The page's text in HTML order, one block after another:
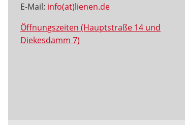
E-Mail: info(at)lienen.de
Öffnungszeiten (Hauptstraße 14 und
Diekesdamm 7)